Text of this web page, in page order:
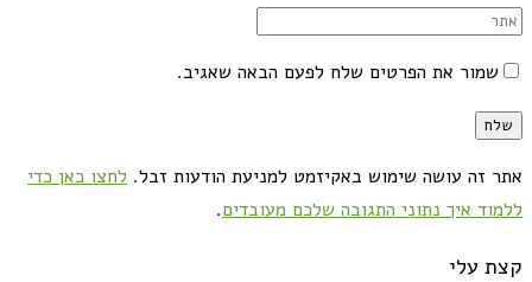
שמור את הפרטים שלח לפעם הבאה שאגיב.
אתר זה עושה שימוש באקיזמט למניעת הודעות זבל. לחצו כאן כדי
ללמוד איך נתוני התגובה שלכם מעובדים.
קצת עלי